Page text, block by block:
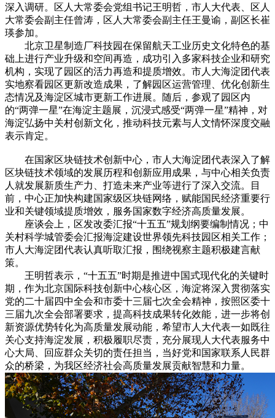
深入调研。区人大常委会党组书记王明哲， 市人大代表、区人
大常委会副主任曾涛，区人大常委会副主任王曼谕，副区长崔
瑛参加。
北京卫星制造厂科技园在保留航天工业历史文化特色的基
础上进行产业升级和空间再造，成功引入多家科技企业和研究
机构，实现了园区的活力再造和提质增效。市人大海淀团代表
实地察看园区更新改造成果，了解园区运营管理、优化创新生
态情况及海淀区城市更新工作进展。随后，参观了园区内
的“两弹一星”在海淀主题展，沉浸式感受“两弹一星”精神，对
海淀弘扬中关村创新文化，推动科技元素与人文情怀深度交融
表示肯定。
在国家区块链技术创新中心，市人大海淀团代表深入了解
区块链技术领域的发展历程和创新应用成果，与中心相关负责
人就发展新质生产力、打造未来产业等进行了深入交流。目
前，中心正加快构建国家级区块链网络，赋能国民经济重要行
业和关键领域提质增效，服务国家数字经济高质量发展。
座谈会上，区发改委汇报“十五五”规划纲要编制情况；中
关村科学城管委会汇报海淀建设世界领先科技园区相关工作；
市人大海淀团代表认真听取汇报，围绕视察主题积极建言献
策。
王明哲表示，“十五五”时期是推进中国式现代化的关键时
期，作为北京国际科技创新中心核心区，海淀将深入贯彻落实
党的二十届四中全会和市委十三届七次全会精神，按照区委十
三届九次全会部署要求，提高科技成果转化效能，进一步将创
新资源优势转化为高质量发展动能，希望市人大代表一如既往
关心支持海淀发展，积极履职尽责，充分展现人大代表服务中
心大局、回应群众关切的责任担当，当好党和国家联系人民群
众的桥梁，为我区经济社会高质量发展贡献智慧和力量。